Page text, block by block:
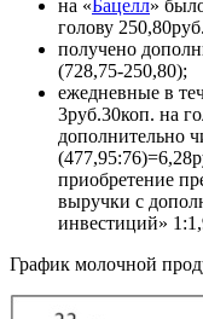
на « Бацелл»
голову
получено
(728,75-250,80);
ежедневные в
3руб.30коп. на
дополнительно
приобретение
выручки с
инвестиций»
График молочной